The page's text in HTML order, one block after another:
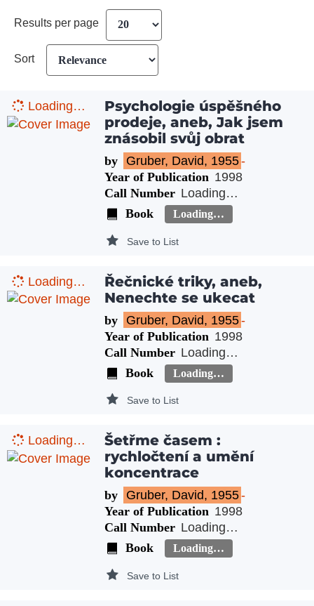
Results per page
Sort
Loading…
Psychologie úspěšného
prodeje, aneb, Jak jsem
znásobil svůj obrat
by Gruber, David, 1955-
Year of Publication 1998
Call Number Loading…
Book
Loading…
Save to List
Loading…
Řečnické triky, aneb,
Nenechte se ukecat
by Gruber, David, 1955-
Year of Publication 1998
Call Number Loading…
Book
Loading…
Save to List
Loading…
Šetřme časem :
rychločtení a umění
koncentrace
by Gruber, David, 1955-
Year of Publication 1998
Call Number Loading…
Book
Loading…
Save to List